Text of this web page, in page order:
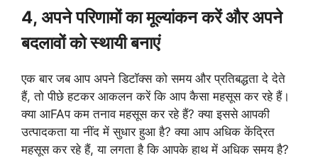
4, अपने परिणामों का मूल्यांकन करें और अपने
बदलावों को स्थायी बनाएं
एक बार जब आप अपने डिटॉक्स को समय और प्रतिबद्धता दे देते
हैं, तो पीछे हटकर आकलन करें कि आप कैसा महसूस कर रहे हैं।
क्या आFAप कम तनाव महसूस कर रहे हैं? क्या इससे आपकी
उत्पादकता या नींद में सुधार हुआ है? क्या आप अधिक केंद्रित
महसूस कर रहे हैं, या लगता है कि आपके हाथ में अधिक समय है?